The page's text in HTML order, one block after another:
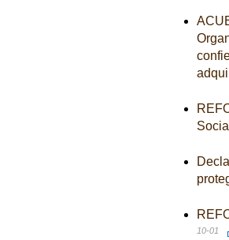
10-01